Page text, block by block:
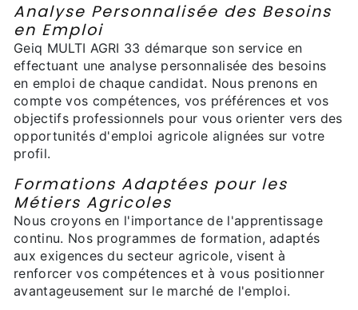
Analyse Personnalisée des Besoins
en Emploi
Geiq MULTI AGRI 33 démarque son service en
effectuant une analyse personnalisée des besoins
en emploi de chaque candidat. Nous prenons en
compte vos compétences, vos préférences et vos
objectifs professionnels pour vous orienter vers des
opportunités d'emploi agricole alignées sur votre
profil.
Formations Adaptées pour les
Métiers Agricoles
Nous croyons en l'importance de l'apprentissage
continu. Nos programmes de formation, adaptés
aux exigences du secteur agricole, visent à
renforcer vos compétences et à vous positionner
avantageusement sur le marché de l'emploi.